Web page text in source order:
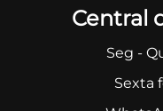
Central
Seg -
Sexta